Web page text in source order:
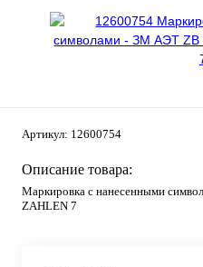
Артикул: 12600754
Описание товара:
Маркировка с нанесенными
ZAHLEN 7